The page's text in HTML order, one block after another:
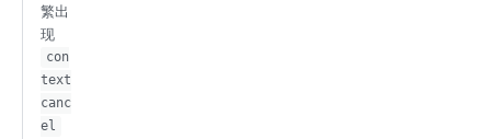
繁出
现
con
text
canc
el